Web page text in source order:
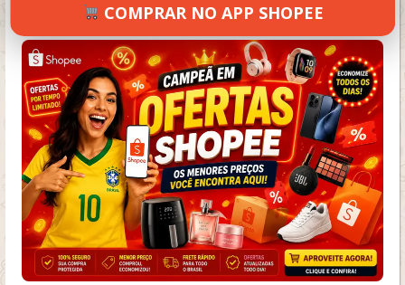
SETEMBRO 18, 2024 132 VIEWS INFORMAR ERRO
COMPRAR NO APP SHOPEE